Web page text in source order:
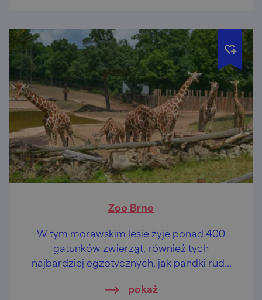
Zoo Brno
W tym morawskim lesie żyje ponad 400
gatunków zwierząt, również tych
najbardziej egzotycznych, jak pandki rude
pokaż